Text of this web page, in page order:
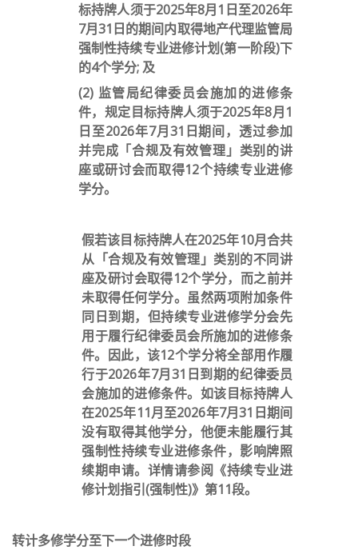
标持牌人须于2025年8月1日至2026年
7月31日的期间内取得地产代理监管局
强制性持续专业进修计划(第一阶段)下
的4个学分; 及
(2) 监管局纪律委员会施加的进修条
件，规定目标持牌人须于2025年8月1
日至2026年7月31日期间，透过参加
并完成「合规及有效管理」类别的讲
座或研讨会而取得12个持续专业进修
学分。
假若该目标持牌人在2025年10月合共
从「合规及有效管理」类别的不同讲
座及研讨会取得12个学分，而之前并
未取得任何学分。虽然两项附加条件
同日到期，但持续专业进修学分会先
用于履行纪律委员会所施加的进修条
件。因此，该12个学分将全部用作履
行于2026年7月31日到期的纪律委员
会施加的进修条件。如该目标持牌人
在2025年11月至2026年7月31日期间
没有取得其他学分，他便未能履行其
强制性持续专业进修条件，影响牌照
续期申请。详情请参阅《持续专业进
修计划指引(强制性)》第11段。
转计多修学分至下一个进修时段